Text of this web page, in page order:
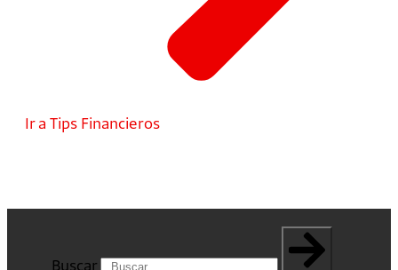
Ir a Tips Financieros
Buscar